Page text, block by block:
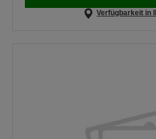
Verfügbarkeit in